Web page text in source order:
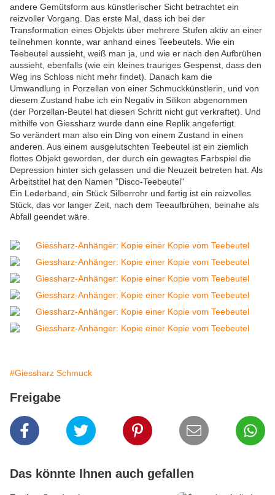
andere Gemütsform aus künstlerischer Sicht betrachtet ein
reizvoller Vorgang. Das erste Mal, dass ich bei der
Transformation eines Objekts über mehrere Stufen aktiv an einer
teilnehmen konnte, war anhand eines Teebeutels. Wie ein
Teebeutel aussieht, weiß man ja, und wie er nach den Aufbrühen
aussieht, ebenfalls (wie ein kleines trauriges Gespenst, dass den
Weg ins Schloss nicht mehr findet). Danach kam die
Umwandlung in Porzellan von einer Schmuckkünstlerin, und von
diesem Zustand habe ich ein Negativ in Silikon abgenommen
(der Porzellan-Beutel hat diesen Schritt nicht gut verkraftet). Und
mithilfe von Giessharz wurde dann eine Replik angefertigt.
So verändert man also ein Ding von einem Zustand in einen
anderen. Aus einem ausgelutschten Teebeutel ist ein ziemlich
flottes Objekt geworden, der durch ein gewagtes Farbspiel die
Depression hinter sich gelassen und die Neuzeit betreten hat. Als
Arbeitstitel hat den Namen "Disco-Teebeutel"
Ein Lederband, ein Stück Silberrohr und fertig ist ein reizvolles
Stück, das vor langer Zeit, nach dem Teeaufbrühen, beinahe als
Abfall geendet wäre.
#Giessharz Schmuck
Freigabe
Das könnte Ihnen auch gefallen